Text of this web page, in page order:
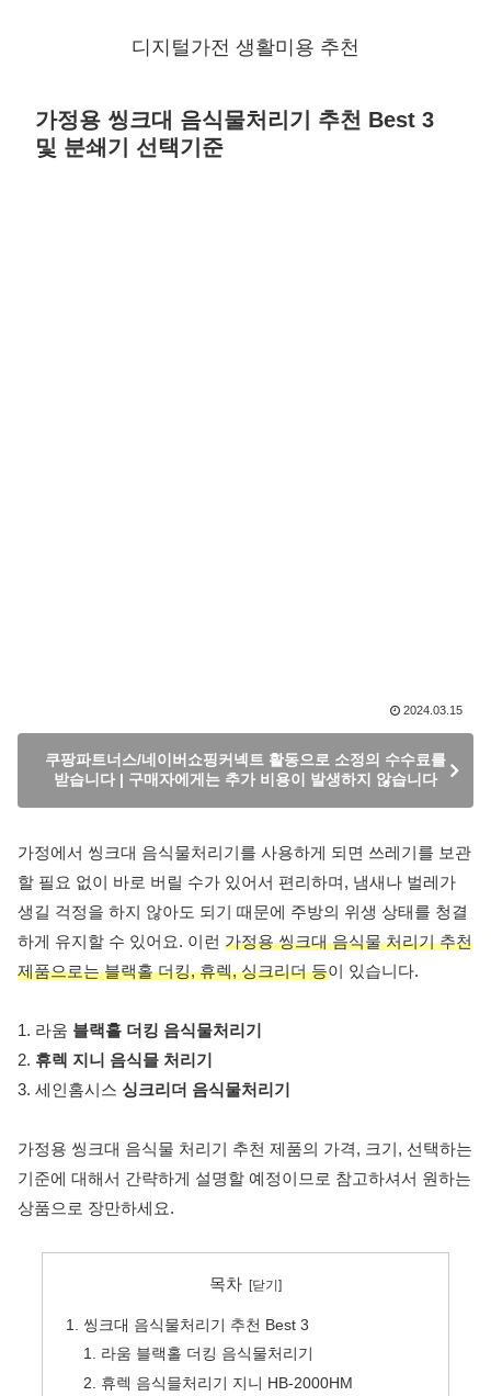
디지털가전 생활미용 추천
가정용 씽크대 음식물처리기 추천 Best 3
및 분쇄기 선택기준
2024.03.15
쿠팡파트너스/네이버쇼핑커넥트 활동으로 소정의 수수료를
받습니다 | 구매자에게는 추가 비용이 발생하지 않습니다
가정에서 씽크대 음식물처리기를 사용하게 되면 쓰레기를 보관
할 필요 없이 바로 버릴 수가 있어서 편리하며, 냄새나 벌레가
생길 걱정을 하지 않아도 되기 때문에 주방의 위생 상태를 청결
하게 유지할 수 있어요. 이런 가정용 씽크대 음식물 처리기 추천
제품으로는 블랙홀 더킹, 휴렉, 싱크리더 등이 있습니다.
1. 라움 블랙홀 더킹 음식물처리기
2. 휴렉 지니 음식믈 처리기
3. 세인홈시스 싱크리더 음식물처리기
가정용 씽크대 음식물 처리기 추천 제품의 가격, 크기, 선택하는
기준에 대해서 간략하게 설명할 예정이므로 참고하셔서 원하는
상품으로 장만하세요.
목차
씽크대 음식물처리기 추천 Best 3
라움 블랙홀 더킹 음식물처리기
휴렉 음식믈처리기 지니 HB-2000HM